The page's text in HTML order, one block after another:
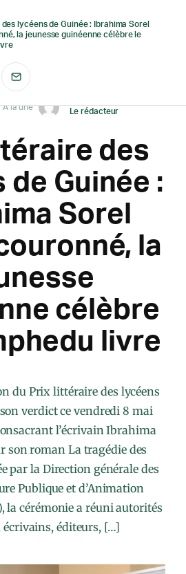
lycéens de Guinée : Ibrahima Sorel
la jeunesse guinéenne célèbre le
A la une
Le rédacteur
des
de Guinée :
Sorel
la
célèbre
livre
du Prix littéraire des lycéens
verdict ce vendredi 8 mai
l’écrivain Ibrahima
son roman La tragédie des
par la Direction générale des
Publique et d’Animation
la cérémonie a réuni autorités
écrivains, éditeurs, […]